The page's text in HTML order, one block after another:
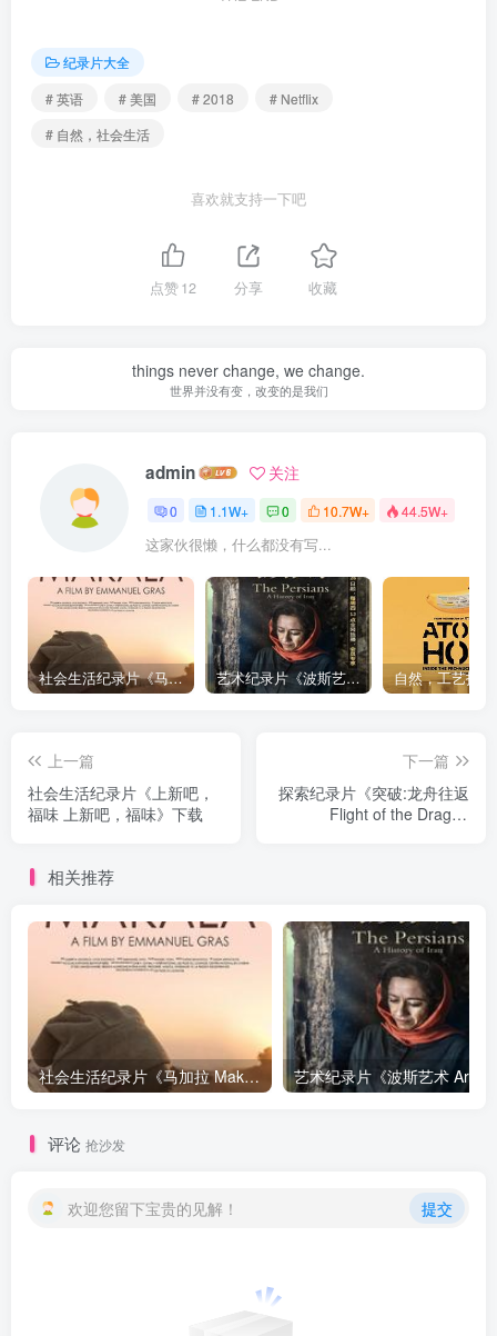
纪录片大全
# 英语
# 美国 # 2018
# Netflix
# 自然，社会生活
喜欢就支持一下吧
点赞12 分享 收藏
things never change, we change.
世界并没有变，改变的是我们
admin 关注
0 1.1W+ 0 10.7W+ 44.5W+
这家伙很懒，什么都没有写...
社会生活纪录片《马加拉 Makala》下载 艺术纪录片《波斯艺术 Art of Persia》下载
上一篇
社会生活纪录片《上新吧，
福味 上新吧，福味》下载
下一篇
探索纪录片《突破:龙舟往返
Flight of the Dragon
相关推荐
社会生活纪录片《马加拉 Makala》下载
评论 抢沙发
欢迎您留下宝贵的见解！ 提交